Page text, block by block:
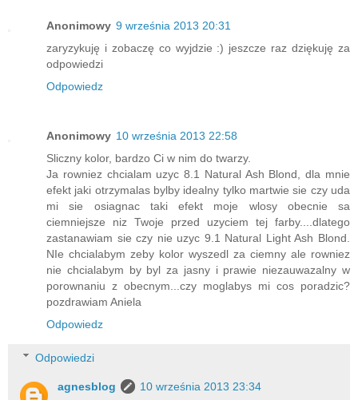
Anonimowy 9 września 2013 20:31
zaryzykuję i zobaczę co wyjdzie :) jeszcze raz dziękuję za
odpowiedzi
Odpowiedz
Anonimowy 10 września 2013 22:58
Sliczny kolor, bardzo Ci w nim do twarzy.
Ja rowniez chcialam uzyc 8.1 Natural Ash Blond, dla mnie
efekt jaki otrzymalas bylby idealny tylko martwie sie czy uda
mi sie osiagnac taki efekt moje wlosy obecnie sa
ciemniejsze niz Twoje przed uzyciem tej farby....dlatego
zastanawiam sie czy nie uzyc 9.1 Natural Light Ash Blond.
NIe chcialabym zeby kolor wyszedl za ciemny ale rowniez
nie chcialabym by byl za jasny i prawie niezauwazalny w
porownaniu z obecnym...czy moglabys mi cos poradzic?
pozdrawiam Aniela
Odpowiedz
Odpowiedzi
agnesblog
10 września 2013 23:34